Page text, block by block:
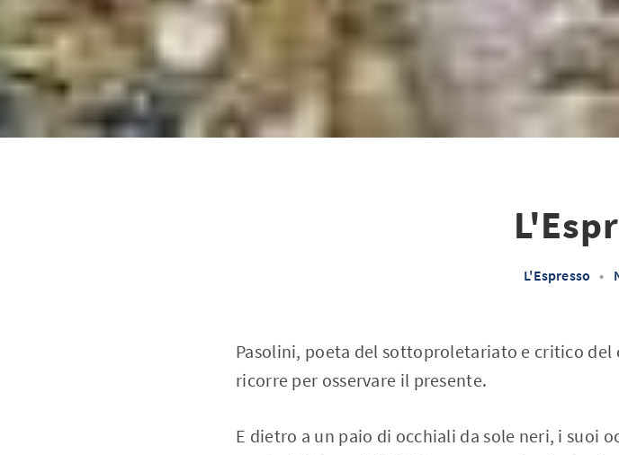
L'Espresso •
Pasolini, poeta del sottoproletariato e critico del
ricorre per osservare il presente.
E dietro a un paio di occhiali da sole neri, i suoi